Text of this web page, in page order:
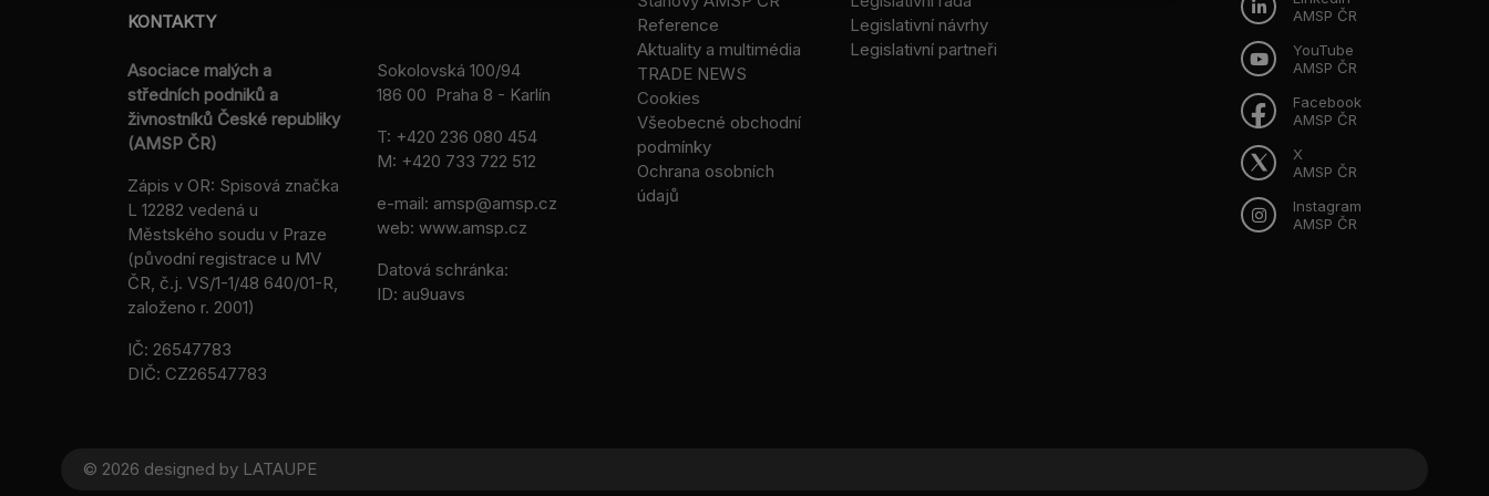
KONTAKTY
Asociace malých a
středních podniků a
živnostníků České republiky
(AMSP ČR)
Zápis v OR: Spisová značka
L 12282 vedená u
Městského soudu v Praze
(původní registrace u MV
ČR, č.j. VS/1-1/48 640/01-R,
založeno r. 2001)
IČ: 26547783
DIČ: CZ26547783
Sokolovská 100/94
186 00 Praha 8 - Karlín
T: +420 236 080 454
M: +420 733 722 512
e-mail: amsp@amsp.cz
web: www.amsp.cz
Datová schránka:
ID: au9uavs
Reference
Aktuality a multimédia
TRADE NEWS
Cookies
Všeobecné obchodní
podmínky
Ochrana osobních
údajů
Legislativní návrhy
Legislativní partneři
AMSP ČR
YouTube
AMSP ČR
Facebook
AMSP ČR
X
AMSP ČR
Instagram
AMSP ČR
© 2026 designed by LATAUPE